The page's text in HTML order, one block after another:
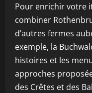
Pour enrichir votre
combiner
d’autres fermes
exemple, la
histoires et les
approches
des Crêtes et des